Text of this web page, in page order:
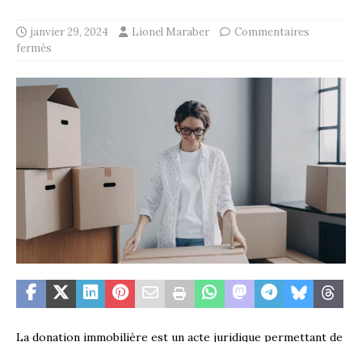
janvier 29, 2024 Lionel Maraber
Commentaires
fermés
La donation immobilière est un acte juridique permettant de